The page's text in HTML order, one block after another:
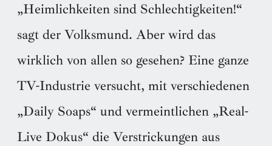
„Heimlichkeiten sind Schlechtigkeiten!“
sagt der Volksmund. Aber wird das
wirklich von allen so gesehen? Eine ganze
TV-Industrie versucht, mit verschiedenen
„Daily Soaps“ und vermeintlichen „Real-
Live Dokus“ die Verstrickungen aus